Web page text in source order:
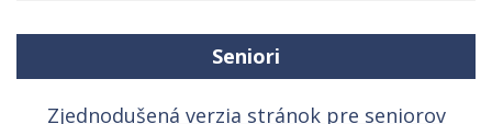
Seniori
Zjednodušená verzia stránok pre seniorov